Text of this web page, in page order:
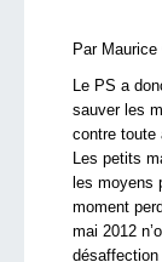
Par Maurice
Le PS a
sauver les
contre toute
Les petits
les moyens
moment
mai 2012